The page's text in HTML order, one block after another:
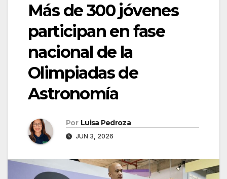
Más de 300 jóvenes
participan en fase
nacional de la
Olimpiadas de
Astronomía
Por Luisa Pedroza
JUN 3, 2026